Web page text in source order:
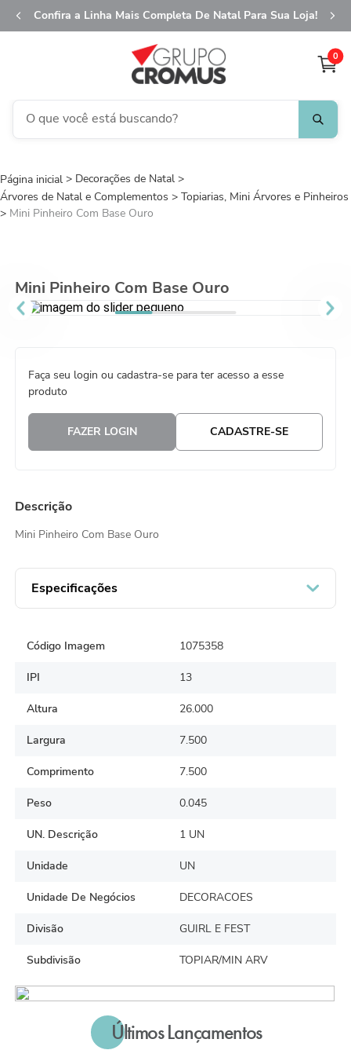
Confira a Linha Mais Completa De Natal Para Sua Loja!
0
O que você está buscando?
Decorações de Natal
Árvores de Natal e Complementos
Topiarias, Mini Árvores e Pinheiros
Mini Pinheiro Com Base Ouro
Mini Pinheiro Com Base Ouro
Faça seu login ou cadastra-se para ter acesso a esse
produto
FAZER LOGIN CADASTRE-SE
Descrição
Mini Pinheiro Com Base Ouro
Especificações
Código Imagem 1075358
IPI 13
Altura 26.000
Largura 7.500
Comprimento 7.500
Peso 0.045
UN. Descrição 1 UN
Unidade UN
Unidade De Negócios DECORACOES
Divisão GUIRL E FEST
Subdivisão TOPIAR/MIN ARV
Últimos Lançamentos
1º
saco transparente
5º
caixa
6º
sacola
8º
guardanapo
urso